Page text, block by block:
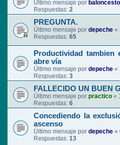
Último mensaje por baloncesto
Respuestas: 2
PREGUNTA.
Último mensaje por depeche «
Respuestas: 65
Productividad tambien
abre vía
Último mensaje por depeche «
Respuestas: 3
FALLECIDO UN BUEN
Último mensaje por practico «
Respuestas: 6
Concediendo la
ascenso
Último mensaje por depeche «
Respuestas: 13